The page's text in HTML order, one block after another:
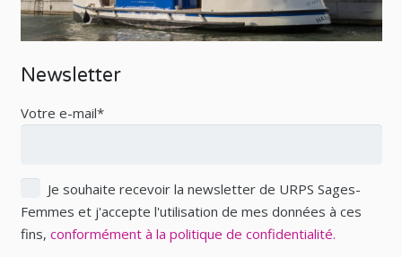
Newsletter
Votre e-mail*
Je souhaite recevoir la newsletter de URPS Sages-
Femmes et j'accepte l'utilisation de mes données à ces
fins, conformément à la politique de confidentialité.